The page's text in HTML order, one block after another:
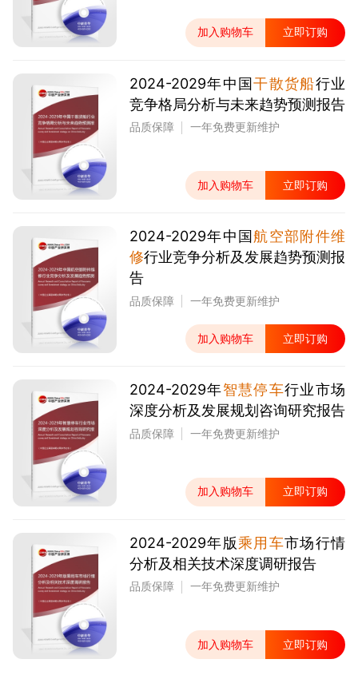
加入购物车 立即订购
2024-2029年中国干散货船行业
竞争格局分析与未来趋势预测报告
品质保障 一年免费更新维护
加入购物车 立即订购
2024-2029年中国航空部附件维
修行业竞争分析及发展趋势预测报
告
品质保障 一年免费更新维护
加入购物车 立即订购
2024-2029年智慧停车行业市场
深度分析及发展规划咨询研究报告
品质保障 一年免费更新维护
加入购物车 立即订购
2024-2029年版乘用车市场行情
分析及相关技术深度调研报告
品质保障 一年免费更新维护
加入购物车 立即订购